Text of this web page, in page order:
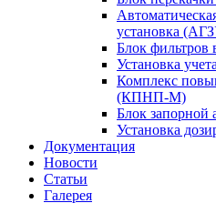
установка
Блок фильтров
Установка
Комплекс
(КПНП-М)
Блок
Установка
Документация
Новости
Статьи
Галерея